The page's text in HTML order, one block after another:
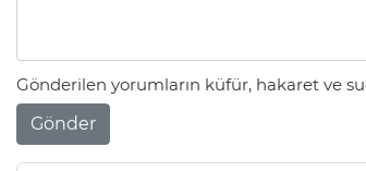
Gönderilen yorumların küfür, hakaret ve
Gönder